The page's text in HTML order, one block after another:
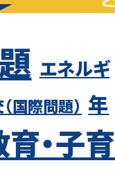
エネルギ
国際問題） 年
・子育